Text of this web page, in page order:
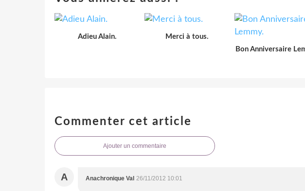
Adieu Alain.
Merci à tous.
Bon Anniversaire
Commenter cet article
Ajouter un commentaire
A Anachronique Val 26/11/2012 10:01